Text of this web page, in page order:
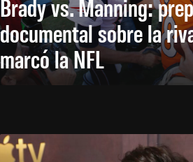
Brady vs. Manning:
documental sobre la
marcó la NFL